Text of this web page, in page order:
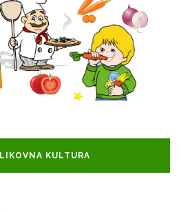
LIKOVNA KULTURA